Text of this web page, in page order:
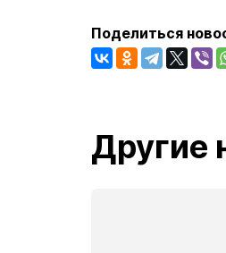
Поделиться
Другие